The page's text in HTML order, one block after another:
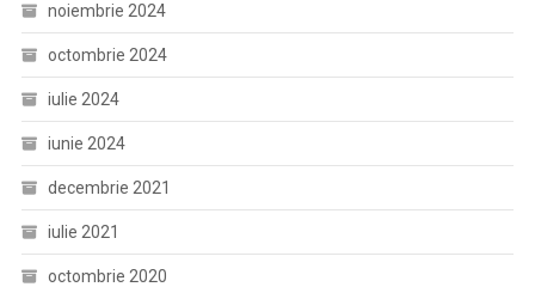
noiembrie 2024
octombrie 2024
iulie 2024
iunie 2024
decembrie 2021
iulie 2021
octombrie 2020